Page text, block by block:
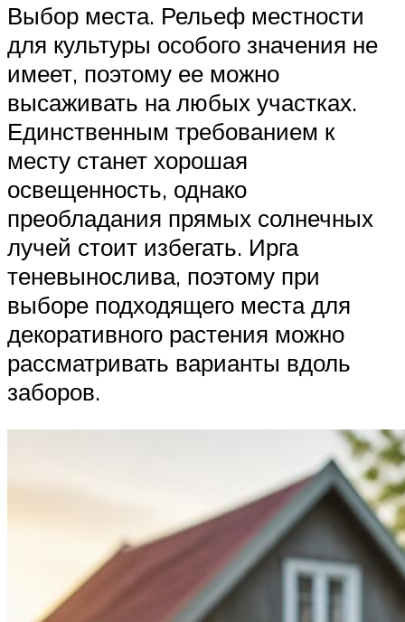
Выбор места. Рельеф местности
для культуры особого значения не
имеет, поэтому ее можно
высаживать на любых участках.
Единственным требованием к
месту станет хорошая
освещенность, однако
преобладания прямых солнечных
лучей стоит избегать. Ирга
теневынослива, поэтому при
выборе подходящего места для
декоративного растения можно
рассматривать варианты вдоль
заборов.